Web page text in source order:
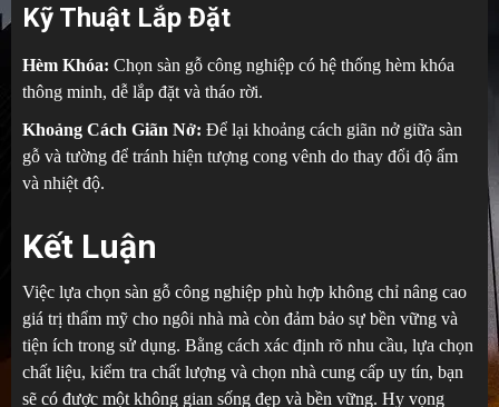
Kỹ Thuật Lắp Đặt
Hèm Khóa: Chọn sàn gỗ công nghiệp có hệ thống hèm khóa
thông minh, dễ lắp đặt và tháo rời.
Khoảng Cách Giãn Nở: Để lại khoảng cách giãn nở giữa sàn
gỗ và tường để tránh hiện tượng cong vênh do thay đổi độ ẩm
và nhiệt độ.
Kết Luận
Việc lựa chọn sàn gỗ công nghiệp phù hợp không chỉ nâng cao
giá trị thẩm mỹ cho ngôi nhà mà còn đảm bảo sự bền vững và
tiện ích trong sử dụng. Bằng cách xác định rõ nhu cầu, lựa chọn
chất liệu, kiểm tra chất lượng và chọn nhà cung cấp uy tín, bạn
sẽ có được một không gian sống đẹp và bền vững. Hy vọng